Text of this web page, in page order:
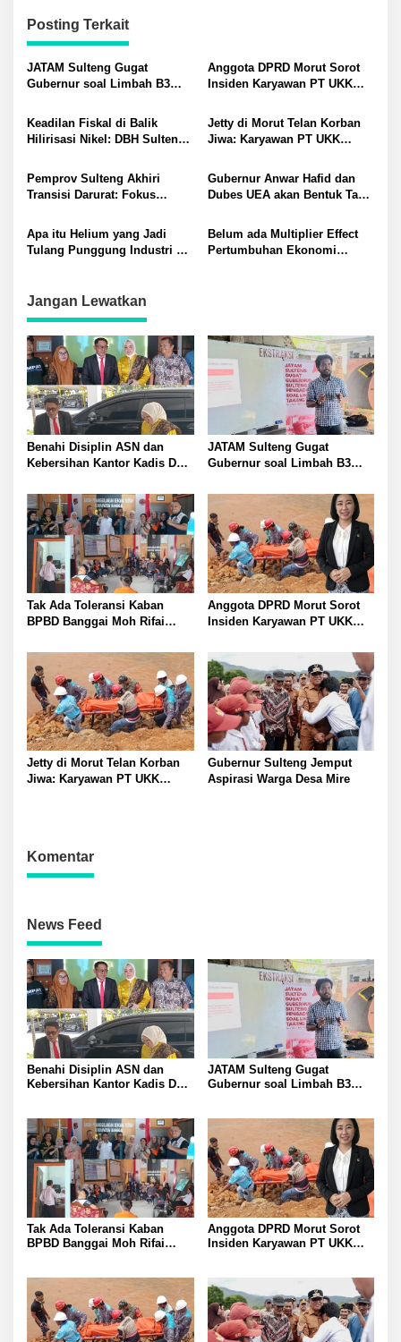
Posting Terkait
JATAM Sulteng Gugat
Gubernur soal Limbah B3
Morowali Sejahtera
Anggota DPRD Morut Sorot
Insiden Karyawan PT UKK
Keadilan Fiskal di Balik
Hilirisasi Nikel: DBH Sulteng
Jetty di Morut Telan Korban
Jiwa: Karyawan PT UKK
Kerja
Pemprov Sulteng Akhiri
Transisi Darurat: Fokus
Pascagempa di Sigi
Gubernur Anwar Hafid dan
Dubes UEA akan Bentuk Task
Sulteng
Apa itu Helium yang Jadi
Tulang Punggung Industri AI
Belum ada Multiplier Effect
Pertumbuhan Ekonomi
Jangan Lewatkan
Benahi Disiplin ASN dan
Kebersihan Kantor Kadis DLH
Pettasiri Siapkan Nomor Unit
Reaksi Cepat Penanganan
Sampah
JATAM Sulteng Gugat
Gubernur soal Limbah B3
Morowali Sejahtera
Tak Ada Toleransi Kaban
BPBD Banggai Moh Rifai
ASN Bentuk Pos Piket Darurat
dan Gaungkan Zero Narkoba
Anggota DPRD Morut Sorot
Insiden Karyawan PT UKK
Jetty di Morut Telan Korban
Jiwa: Karyawan PT UKK
Gubernur Sulteng Jemput
Aspirasi Warga Desa Mire
Komentar
News Feed
Benahi Disiplin ASN dan
Kebersihan Kantor Kadis DLH
Reaksi Cepat Penanganan
Sampah
JATAM Sulteng Gugat
Gubernur soal Limbah B3
Tak Ada Toleransi Kaban
BPBD Banggai Moh Rifai
dan Gaungkan Zero Narkoba
Anggota DPRD Morut Sorot
Insiden Karyawan PT UKK